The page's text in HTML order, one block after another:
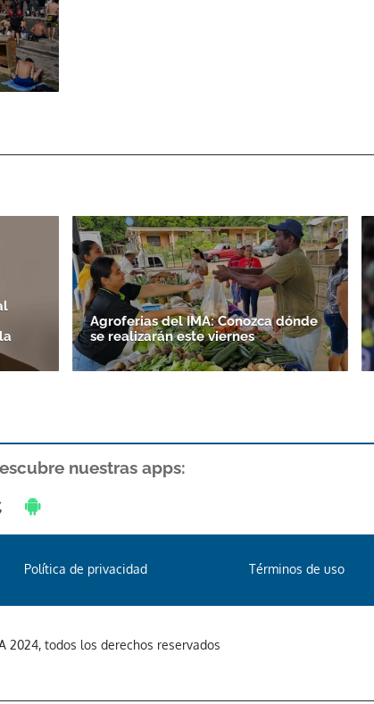
Agroferias del IMA: Conozca dónde
se realizarán este viernes
nuestras apps:
Política de privacidad Términos de uso
2024, todos los derechos reservados